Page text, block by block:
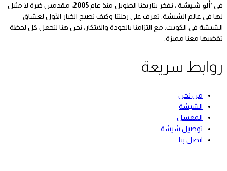
في ‘ألو شيشة‘، نفخر بتاريخنا الطويل منذ عام 2005، مقدمين خبرة لا مثيل
لها في عالم الشيشة. تعرف على رحلتنا وكيف نصبح الخيار الأول لعشاق
الشيشة في الكويت. مع التزامنا بالجودة والابتكار، نحن هنا لنجعل كل لحظة
تقضيها معنا مميزة.
روابط سريعة
من نحن
الشيشة
المعسل
توصيل شيشة
اتصل بنا